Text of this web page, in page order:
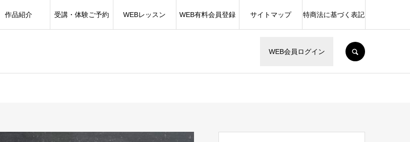
WEB会員ログイン
作品紹介 受講・体験ご予約 WEBレッスン WEB有料会員登録 サイトマップ 特商法に基づく表記